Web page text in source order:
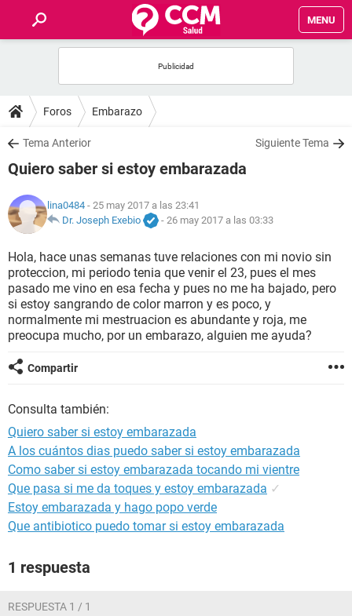
MENU
FOROS
SALUD
FAMILIA
NUTRICIÓN
BIENESTAR
SEXUALIDAD
GLOSARIO
Foros Embarazo
Tema Anterior Siguiente Tema
Quiero saber si estoy embarazada
lina0484 - 25 may 2017 a las 23:41
Dr. Joseph Exebio
- 26 may 2017 a las 03:33
Hola, hace unas semanas tuve relaciones con mi novio sin
proteccion, mi periodo tenia que venir el 23, pues el mes
pasado me vino en esa fecha y pues no me ha bajado, pero
si estoy sangrando de color marron y es poco, y
normalmente mi mestruacion es abundante y roja, me
preocupa mucho, por un embarazo, alguien me ayuda?
Compartir
Consulta también:
Quiero saber si estoy embarazada
A los cuántos dias puedo saber si estoy embarazada
Como saber si estoy embarazada tocando mi vientre
Que pasa si me da toques y estoy embarazada ✓
Estoy embarazada y hago popo verde
Que antibiotico puedo tomar si estoy embarazada
1 respuesta
RESPUESTA 1 / 1